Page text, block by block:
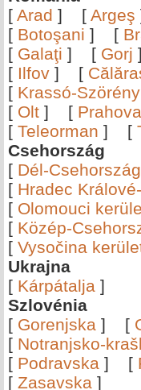
[ Arad ] [ Argeş
[ Botoşani ] [
[ Galaţi ] [ Gorj
[ Ilfov ] [
[ Krassó-Szörény
[ Olt ] [ Prahova
[ Teleorman ] [
Csehország
[ Dél-
[ Hradec
[ Olomouci
[ Közép-
[ Vysočina
Ukrajna
[ Kárpátalja ]
Szlovénia
[ Gorenjska ] [
[ Notranjsko-
[ Podravska ] [
[ Zasavska ]